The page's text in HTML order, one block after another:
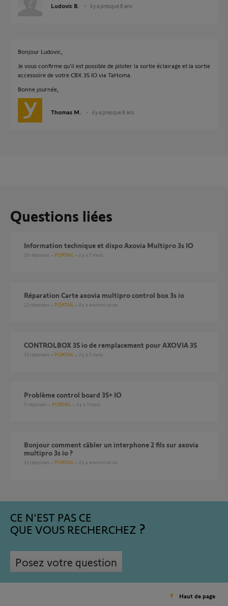
Ludovic B. il y a presque 8 ans
Bonjour Ludovic,
Je vous confirme qu'il est possible de piloter la sortie éclairage et la sortie
accessoire de votre CBX 3S IO via TaHoma.
Bonne journée,
Thomas M. il y a presque 8 ans
Questions liées
Information technique et dispo Axovia Multipro 3s IO
16 réponses PORTAIL il y a 7 mois
Réparation Carte axovia multipro control box 3s io
12 réponses PORTAIL il y a environ un an
CONTROLBOX 3S io de remplacement pour AXOVIA 3S
19 réponses PORTAIL il y a 5 mois
Problème control board 3S+ IO
5 réponses PORTAIL il y a 3 mois
Bonjour comment câbler un interphone 2 fils sur axovia
multipro 3s io ?
13 réponses PORTAIL il y a environ un an
CE N'EST PAS CE
QUE VOUS RECHERCHEZ
Posez votre question
Haut de page